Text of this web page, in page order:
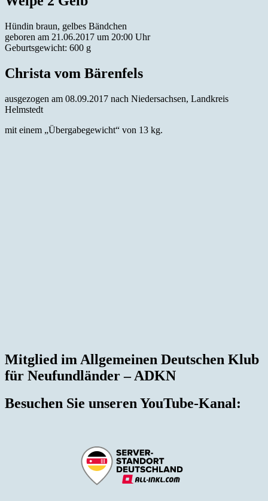
Hündin braun, gelbes Bändchen
geboren am 21.06.2017 um 20:00 Uhr
Geburtsgewicht: 600 g
Christa vom Bärenfels
ausgezogen am 08.09.2017 nach Niedersachsen, Landkreis
Helmstedt
mit einem „Übergabegewicht“ von 13 kg.
Mitglied im Allgemeinen Deutschen Klub
für Neufundländer – ADKN
Besuchen Sie unseren YouTube-Kanal: